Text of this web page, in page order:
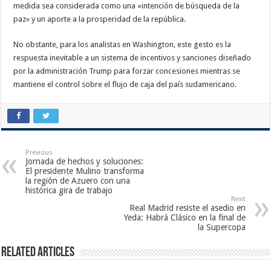
medida sea considerada como una «intención de búsqueda de la
paz» y un aporte a la prosperidad de la república.
No obstante, para los analistas en Washington, este gesto es la
respuesta inevitable a un sistema de incentivos y sanciones diseñado
por la administración Trump para forzar concesiones mientras se
mantiene el control sobre el flujo de caja del país sudamericano.
Previous
Jornada de hechos y soluciones:
El presidente Mulino transforma
la región de Azuero con una
histórica gira de trabajo
Next
Real Madrid resiste el asedio en
Yeda: Habrá Clásico en la final de
la Supercopa
Related Articles